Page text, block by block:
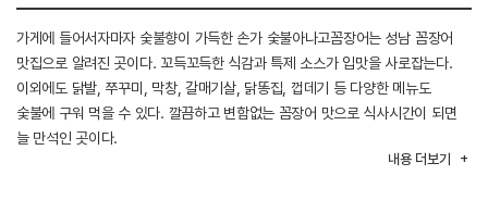
가게에 들어서자마자 숯불향이 가득한 손가 숯불아나고꼼장어는 성남 꼼장어
맛집으로 알려진 곳이다. 꼬득꼬득한 식감과 특제 소스가 입맛을 사로잡는다.
이외에도 닭발, 쭈꾸미, 막창, 갈매기살, 닭똥집, 껍데기 등 다양한 메뉴도
숯불에 구워 먹을 수 있다. 깔끔하고 변함없는 꼼장어 맛으로 식사시간이 되면
늘 만석인 곳이다.
내용 더보기